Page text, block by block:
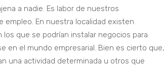
a nadie. Es labor de nuestros
En nuestra localidad existen
que se podrían instalar negocios para
en el mundo empresarial. Bien es cierto que,
una actividad determinada u otros que